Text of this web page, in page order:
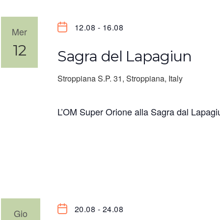
Navigazione
Mer
12
12.08 - 16.08
Sagra del Lapagiun
StroppianaS.P. 31, Stroppiana, Italy
L’OM Super Orione alla Sagra dal
Gio 20.08 - 24.08